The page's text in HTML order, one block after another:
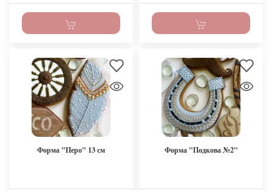
Форма "Перо" 13 см Форма "Подкова №2"